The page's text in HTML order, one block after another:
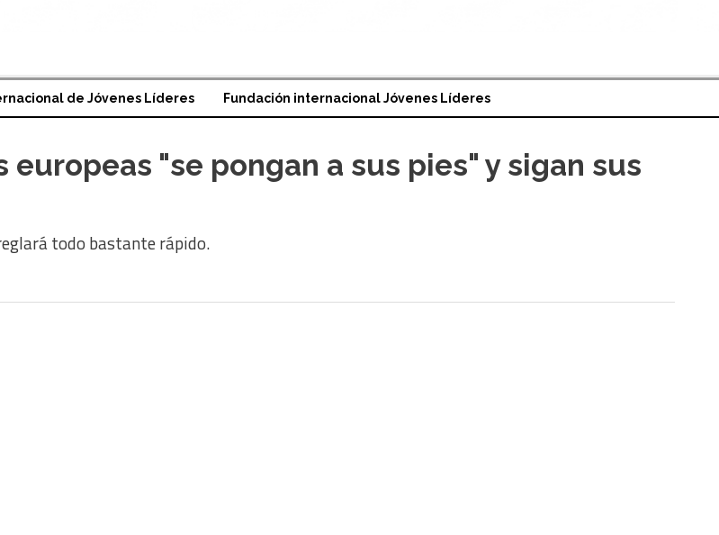
de Jóvenes Líderes Fundación internacional Jóvenes Líderes
"se pongan a sus pies" y sigan sus
todo bastante rápido.